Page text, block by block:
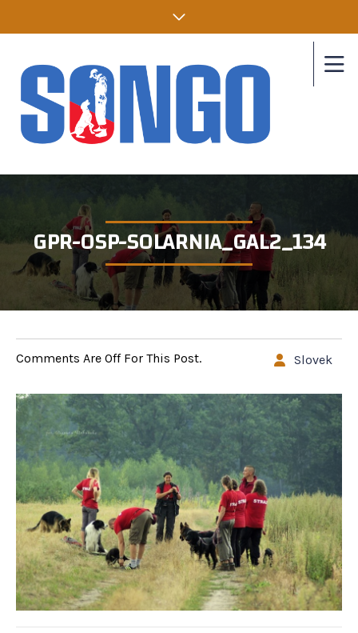
GPR-OSP-SOLARNIA_GAL2_134
Slovek
Comments Are Off For This Post.